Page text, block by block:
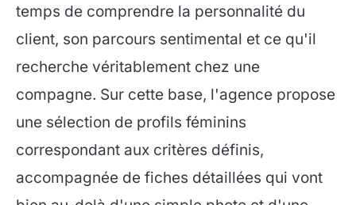
temps de comprendre la personnalité du
client, son parcours sentimental et ce qu'il
recherche véritablement chez une
compagne. Sur cette base, l'agence propose
une sélection de profils féminins
correspondant aux critères définis,
accompagnée de fiches détaillées qui vont